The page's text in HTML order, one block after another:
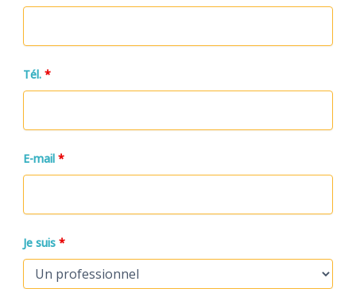
Tél. *
E-mail *
Je suis *